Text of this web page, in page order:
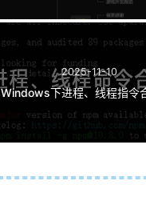
2025-11-10
Windows下进程、线程指令